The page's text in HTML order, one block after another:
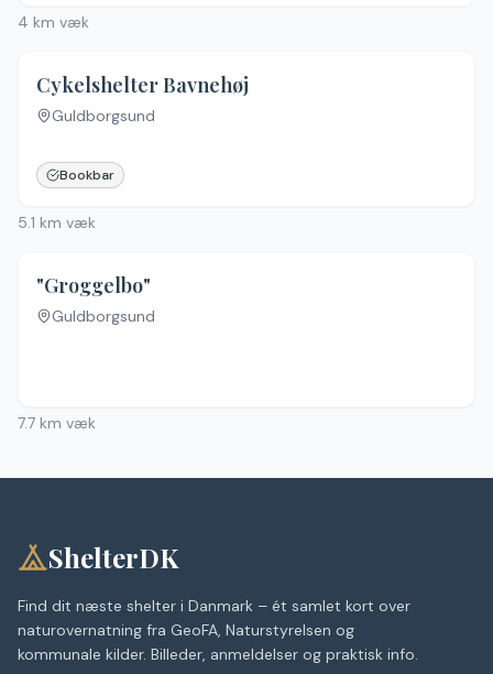
4 km væk
Cykelshelter Bavnehøj
Guldborgsund
Bookbar
5.1 km væk
"Groggelbo"
Guldborgsund
7.7 km væk
ShelterDK
Find dit næste shelter i Danmark – ét samlet kort over
naturovernatning fra GeoFA, Naturstyrelsen og
kommunale kilder. Billeder, anmeldelser og praktisk info.